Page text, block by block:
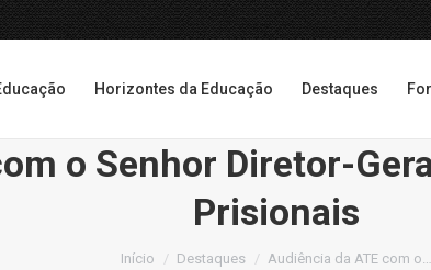
Horizontes da Educação Destaques
o Senhor Diretor-
Prisionais
Você está aqui:
Início Destaques Audiência da ATE com o…
Horizontes da Educação Destaques